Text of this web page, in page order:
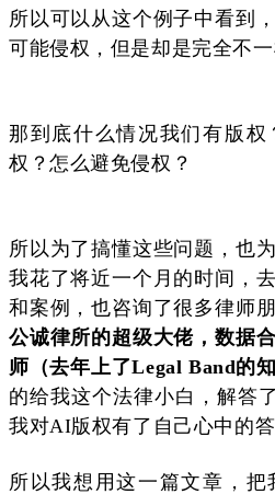
所以可以从这个例子中看到
可能侵权，但是却是完全不一
那到底什么情况我们有版权
权？怎么避免侵权？
所以为了搞懂这些问题，也
我花了将近一个月的时间，
和案例，也咨询了很多律师
公诚律所的超级大佬，数据
师（去年上了Legal Band的
的给我这个法律小白，解答
我对AI版权有了自己心中的答
所以我想用这一篇文章，把